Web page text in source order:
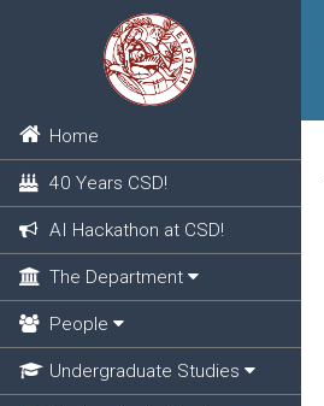
Home
40 Years CSD!
AI Hackathon at CSD!
The Department
People
Undergraduate Studies